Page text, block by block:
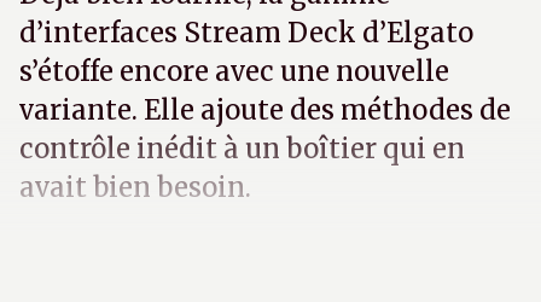
d’interfaces Stream Deck d’Elgato
s’étoffe encore avec une nouvelle
variante. Elle ajoute des méthodes de
contrôle inédit à un boîtier qui en
avait bien besoin.